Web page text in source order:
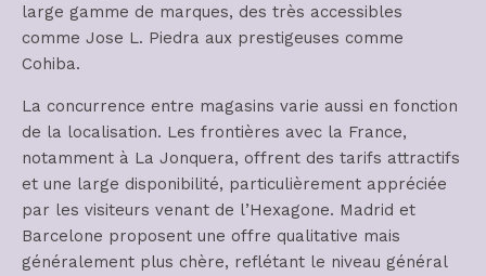
large gamme de marques, des très accessibles
comme Jose L. Piedra aux prestigeuses comme
Cohiba.
La concurrence entre magasins varie aussi en fonction
de la localisation. Les frontières avec la France,
notamment à La Jonquera, offrent des tarifs attractifs
et une large disponibilité, particulièrement appréciée
par les visiteurs venant de l’Hexagone. Madrid et
Barcelone proposent une offre qualitative mais
généralement plus chère, reflétant le niveau général